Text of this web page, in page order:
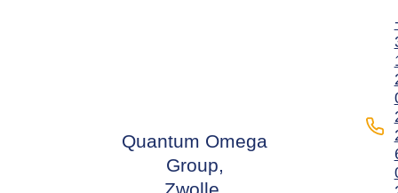
Quantum Omega
Group,